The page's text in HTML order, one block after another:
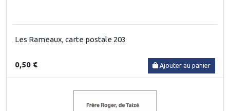
Les Rameaux, carte postale 203
0,50 € Ajouter au panier